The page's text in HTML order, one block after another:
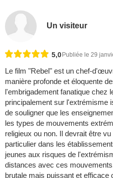
Un visiteur
5,0 Publiée le 29
Le film "Rebel" est un chef-
manière profonde et éloquente
l'embrigadement fanatique chez
principalement sur l'extrémisme
de souligner que les
les types de mouvements
religieux ou non. Il devrait être
particulier dans les
jeunes aux risques de
distances avec ces
brutale mais puissant et efficace